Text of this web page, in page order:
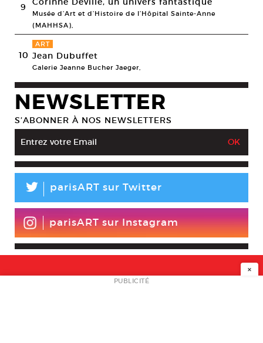
9
Musée d’Art et d’Histoire de l’Hôpital Sainte-Anne
(MAHHSA),
10
ART
Jean Dubuffet
Galerie Jeanne Bucher Jaeger,
NEWSLETTER
S’ABONNER À NOS NEWSLETTERS
L parisART sur Twitter
parisART sur Instagram
NEWSLETTER
×
PUBLICITÉ